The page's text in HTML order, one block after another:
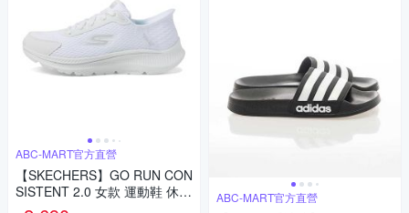
ABC-MART官方直營
【SKECHERS】GO RUN CON
SISTENT 2.0 女款 運動鞋 休閒
鞋 寬楦 瞬穿科技 128615WWS
ABC-MART官方直營